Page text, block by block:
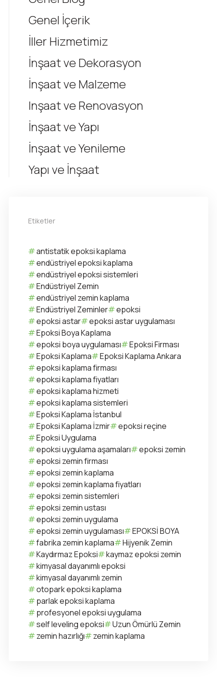
Genel İçerik
İller Hizmetimiz
İnşaat ve Dekorasyon
İnşaat ve Malzeme
Inşaat ve Renovasyon
İnşaat ve Yapı
İnşaat ve Yenileme
Yapı ve İnşaat
Etiketler
antistatik epoksi kaplama
endüstriyel epoksi kaplama
endüstriyel epoksi sistemleri
Endüstriyel Zemin
endüstriyel zemin kaplama
Endüstriyel Zeminler
epoksi
epoksi astar
epoksi astar uygulaması
Epoksi Boya Kaplama
epoksi boya uygulaması
Epoksi Firması
Epoksi Kaplama
Epoksi Kaplama Ankara
epoksi kaplama firması
epoksi kaplama fiyatları
epoksi kaplama hizmeti
epoksi kaplama sistemleri
Epoksi Kaplama İstanbul
Epoksi Kaplama İzmir
epoksi reçine
Epoksi Uygulama
epoksi uygulama aşamaları
epoksi zemin
epoksi zemin firması
epoksi zemin kaplama
epoksi zemin kaplama fiyatları
epoksi zemin sistemleri
epoksi zemin ustası
epoksi zemin uygulama
epoksi zemin uygulaması
EPOKSİ BOYA
fabrika zemin kaplama
Hijyenik Zemin
Kaydırmaz Epoksi
kaymaz epoksi zemin
kimyasal dayanımlı epoksi
kimyasal dayanımlı zemin
otopark epoksi kaplama
parlak epoksi kaplama
profesyonel epoksi uygulama
self leveling epoksi
Uzun Ömürlü Zemin
zemin hazırlığı
zemin kaplama